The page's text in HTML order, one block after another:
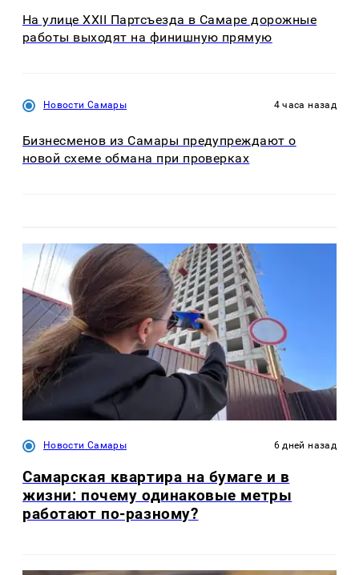
На улице XXII Партсъезда в Самаре дорожные
работы выходят на финишную прямую
Новости Самары 4 часа назад
Бизнесменов из Самары предупреждают о
новой схеме обмана при проверках
Новости Самары 6 дней назад
Самарская квартира на бумаге и в
жизни: почему одинаковые метры
работают по-разному?